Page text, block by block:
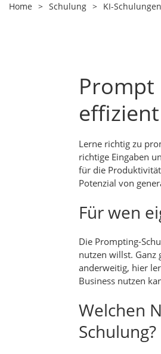
Home > Schulung > KI-Schulungen
Prompt
Lerne richtig zu
richtige Eingaben
für die
Potenzial von
Für wen
Die Prompting-
nutzen willst. Ganz
anderweitig, hier
Business nutzen
Welchen
Schulung?